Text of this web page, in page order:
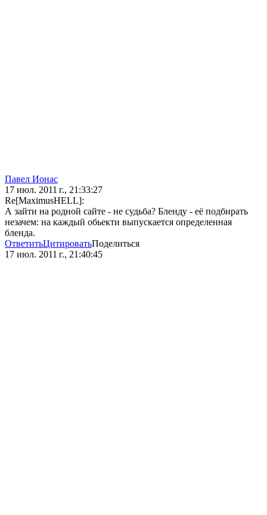
Павел Ионас
17 июл. 2011 г., 21:33:27
Re[MaximusHELL]:
А зайти на родной сайте - не судьба? Бленду - её подбирать
незачем: на каждый обьекти выпускается определенная
бленда.
ОтветитьЦитироватьПоделиться
17 июл. 2011 г., 21:40:45